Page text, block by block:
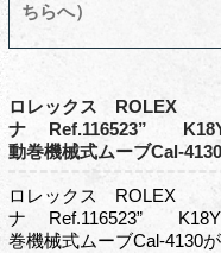
ちらへ）
ロレックス ROLEX ”
ナ Ref.116523”
動巻機械式ムーブCal-4130
ロレックス ROLEX ”
ナ Ref.116523”
巻機械式ムーブCal-4130